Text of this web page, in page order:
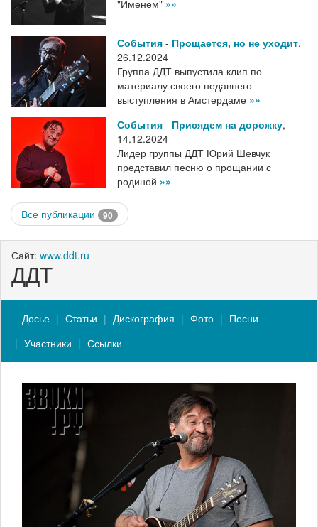
"Именем" »»
События - Прощается, но не уходит,
26.12.2024
Группа ДДТ выпустила клип по
материалу своего недавнего
выступления в Амстердаме »»
События - Присядем на дорожку,
14.12.2024
Лидер группы ДДТ Юрий Шевчук
представил песню о прощании с
родиной »»
Все публикации 90
Сайт: www.ddt.ru
ДДТ
Досье Статьи Дискография Фото
Песни
Участники
Ссылки